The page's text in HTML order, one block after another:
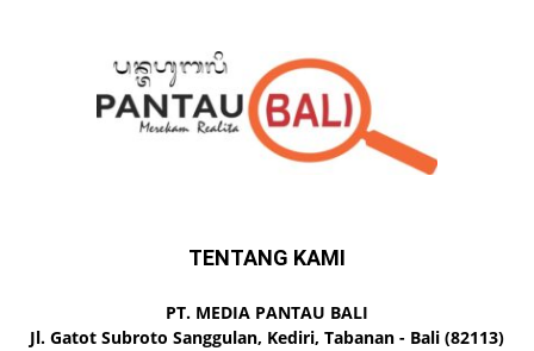
TENTANG KAMI
PT. MEDIA PANTAU BALI
Jl. Gatot Subroto Sanggulan, Kediri, Tabanan - Bali (82113)